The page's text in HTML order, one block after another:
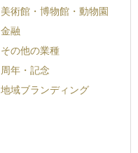
美術館・博物館・動物園
金融
その他の業種
周年・記念
地域ブランディング